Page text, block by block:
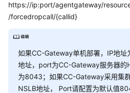
开
发
指
南
API
参
考
https://ip:port/agentgateway/
/forcedropcall/{callid}
如果CC-Gateway单机部署，IP地
地址，port为CC-Gateway服务器的
为8043；如果CC-Gateway采用集
NSLB地址， Port请配置为默认值